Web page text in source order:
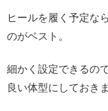
ヒールを履く予定な
のがベスト。
細かく設定できるの
良い体型にしておき